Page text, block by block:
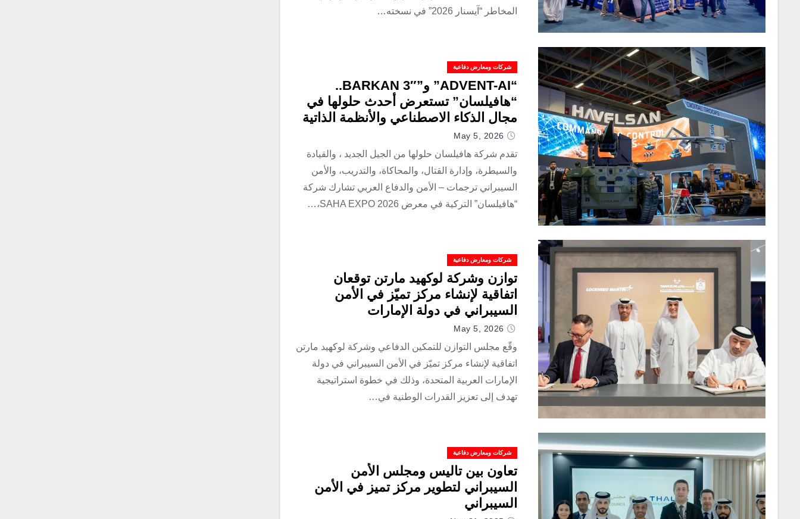
المخاطر “آيسنار 2026” في نسخته…
شركات ومعارض دفاعية
“ADVENT-AI” و”BARKAN 3″..
“هافيلسان” تستعرض أحدث حلولها في
مجال الذكاء الاصطناعي والأنظمة الذاتية
خلال معرض “ساها 2026”
May 5, 2026
تقدم شركة هافيلسان حلولها من الجيل الجديد ، والقيادة
والسيطرة، وإدارة القتال، والمحاكاة، والتدريب، والأمن
السيبراني ترجمات – الأمن والدفاع العربي تشارك شركة
“هافيلسان” التركية في معرض SAHA EXPO 2026،…
شركات ومعارض دفاعية
توازن وشركة لوكهيد مارتن توقعان
اتفاقية لإنشاء مركز تميّز في الأمن
السيبراني في دولة الإمارات
May 5, 2026
وقّع مجلس التوازن للتمكين الدفاعي وشركة لوكهيد مارتن
اتفاقية لإنشاء مركز تميّز في الأمن السيبراني في دولة
الإمارات العربية المتحدة، وذلك في خطوة استراتيجية
تهدف إلى تعزيز القدرات الوطنية في…
شركات ومعارض دفاعية
تعاون بين تاليس ومجلس الأمن
السيبراني لتطوير مركز تميز في الأمن
السيبراني